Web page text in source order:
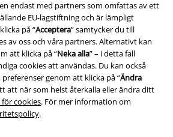
endast med partners som omfattas av ett
EU-lagstiftning och är lämpligt
på “Acceptera” samtycker du till
av oss och våra partners. Alternativt kan
att klicka på “Neka alla” – i detta fall
cookies att användas. Du kan också
genom att klicka på “Ändra
att när som helst återkalla eller ändra ditt
cookies. För mer information om
.